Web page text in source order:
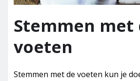
Stemmen met
voeten
Stemmen met de voeten kun je